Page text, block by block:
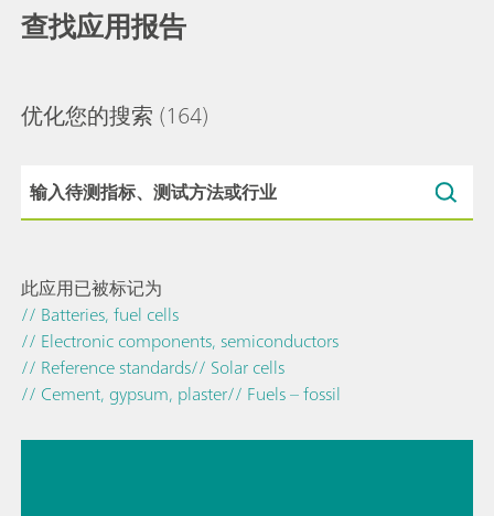
查找应用报告
优化您的搜索 (164)
此应用已被标记为
// Batteries, fuel cells
// Electronic components, semiconductors
// Reference standards// Solar cells
// Cement, gypsum, plaster// Fuels – fossil